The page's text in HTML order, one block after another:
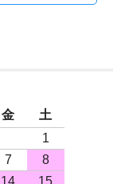
金
土
1
7
8
14
15